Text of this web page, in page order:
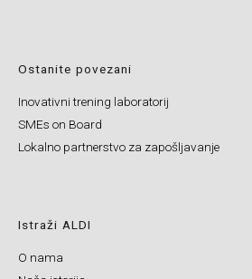
Ostanite povezani
Inovativni trening laboratorij
SMEs on Board
Lokalno partnerstvo za zapošljavanje
Istraži ALDI
O nama